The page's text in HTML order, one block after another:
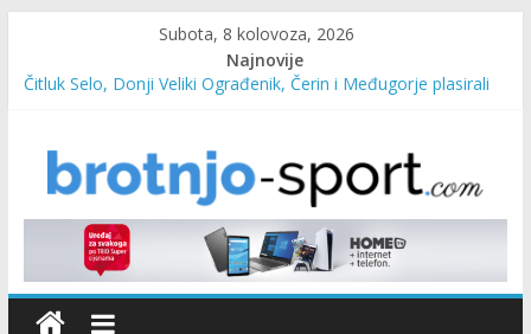
Subota, 8 kolovoza, 2026
Najnovije
Čitluk Selo, Donji Veliki Ograđenik, Čerin i Međugorje plasirali
Marin Čilić napredovao na ATP ljestvici
Poznati polufinalisti MNL MZ općine Čitluk – Brotnjo 2026.
Predsjednica Vlade Marija Buhač, ministar Ivo Bevanda i
načelnik Marin Radišić čestitali organizatoricama na realizaciji
sportsko edukativnog kampa “Izlazi vani”